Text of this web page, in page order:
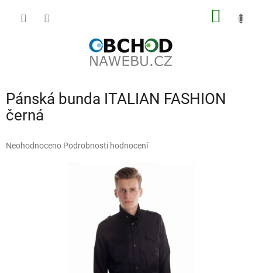
Pánská bunda ITALIAN FASHION
černá
Průměrné
Neohodnoceno Podrobnosti hodnocení